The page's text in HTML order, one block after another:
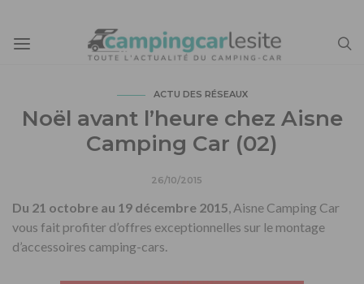
ACTU DES RÉSEAUX
Noël avant l’heure chez Aisne
Camping Car (02)
26/10/2015
Du 21 octobre au 19 décembre 2015, Aisne Camping Car
vous fait profiter d’offres exceptionnelles sur le montage
d’accessoires camping-cars.